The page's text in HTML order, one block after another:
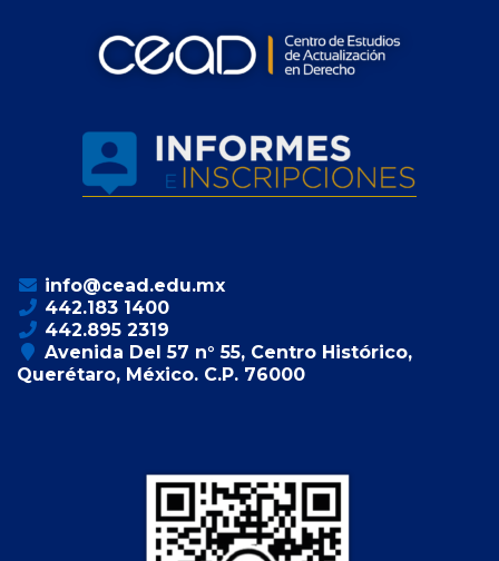
info@cead.edu.mx
442.183 1400
442.895 2319
Avenida Del 57 n° 55, Centro Histórico,
Querétaro, México. C.P. 76000